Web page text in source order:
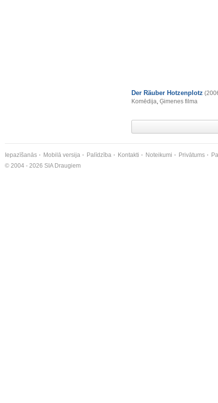
Der Räuber Hotzenplotz
Komēdija, Ģimenes filma
Iepazīšanās Mobilā versija Palīdzība Kontakti Noteikumi Privātums
© 2004 - 2026 SIA Draugiem